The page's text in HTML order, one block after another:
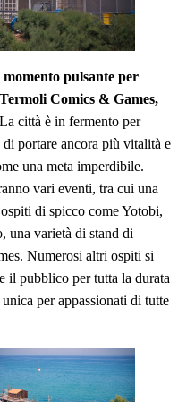
pulsante per
Comics & Games,
La città è in fermento per
di portare ancora più vitalità e
una meta imperdibile.
vari eventi, tra cui una
di spicco come Yotobi,
una varietà di stand di
Numerosi altri ospiti si
il pubblico per tutta la durata
per appassionati di tutte